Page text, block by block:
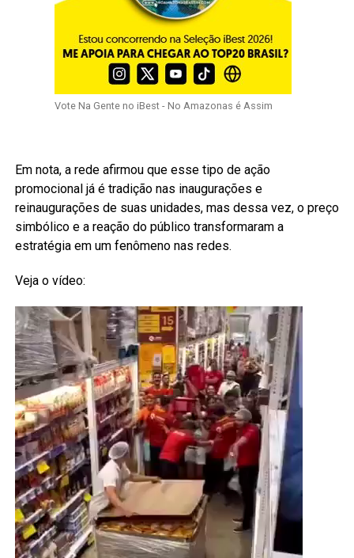
Vote Na Gente no iBest - No Amazonas é Assim
Em nota, a rede afirmou que esse tipo de ação
promocional já é tradição nas inaugurações e
reinaugurações de suas unidades, mas dessa vez, o preço
simbólico e a reação do público transformaram a
estratégia em um fenômeno nas redes.
Veja o vídeo: